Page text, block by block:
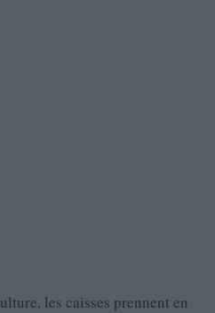
les caisses prennent en